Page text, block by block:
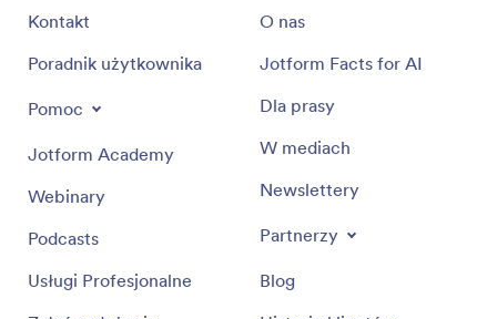
Kontakt
Poradnik użytkownika
Pomoc
Jotform Academy
Webinary
Podcasts
Usługi Profesjonalne
O nas
Jotform Facts for AI
Dla prasy
W mediach
Newslettery
Partnerzy
Blog